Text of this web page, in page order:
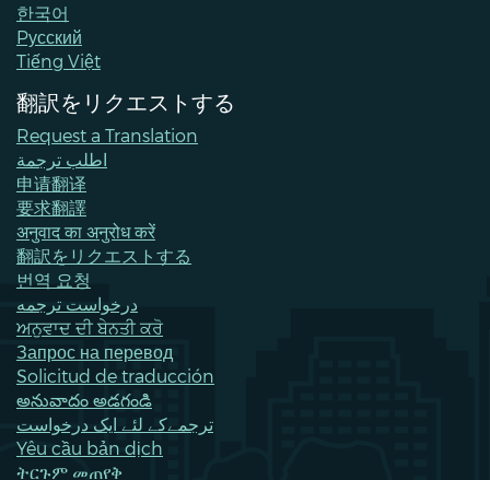
한국어
Pусский
Tiếng Việt
翻訳をリクエストする
Request a Translation
اطلب ترجمة
申请翻译
要求翻譯
अनुवाद का अनुरोध करें
翻訳をリクエストする
번역 요청
درخواست ترجمه
ਅਨੁਵਾਦ ਦੀ ਬੇਨਤੀ ਕਰੋ
Запрос на перевод
Solicitud de traducción
అనువాదం అడగండి
ترجمےکے لئے ایک درخواست
Yêu cầu bản dịch
ትርጉም መጠየቅ